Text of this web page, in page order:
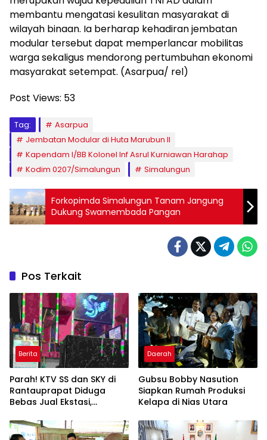
membantu mengatasi kesulitan masyarakat di
wilayah binaan. Ia berharap kehadiran jembatan
modular tersebut dapat memperlancar mobilitas
warga sekaligus mendorong pertumbuhan ekonomi
masyarakat setempat. (Asarpua/ rel)
Post Views: 53
Tag:
Asarpua
Jembatan Modular di Huta Marubun II
Kapendam I/BB Kolonel Inf Asrul Kurniawan Harahap
Kodim 0207/Simalungun
Simalungun
Forkopimda Simalungun Tanam Jangung
Dukung Swamembada Pangan
Pos Terkait
Berita
Parah! KTV SS dan SKY di
Rantauprapat Diduga
Bebas Jual Ekstasi,
Ribu per Butir
Daerah
Gubsu Bobby Nasution
Siapkan Rumah Produksi
Kelapa di Nias Utara